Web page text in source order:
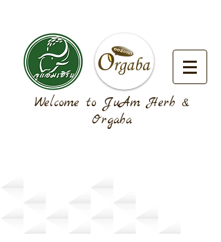
Welcome to JuAm Herb &
Orgaba